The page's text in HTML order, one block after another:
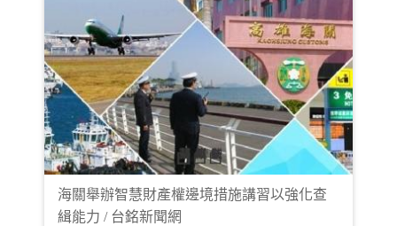
海關舉辦智慧財產權邊境措施講習以強化查
緝能力 / 台銘新聞網